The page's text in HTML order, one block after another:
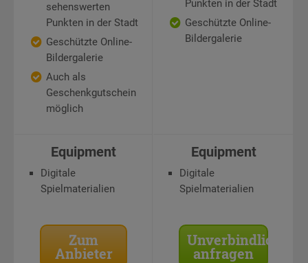
sehenswerten
Punkten in der Stadt
Geschützte Online-
Bildergalerie
Auch als
Geschenkgutschein
möglich
Punkten in der Stadt
Geschützte Online-
Bildergalerie
Equipment
Digitale
Spielmaterialien
Equipment
Digitale
Spielmaterialien
Zum
Anbieter
Unverbindlich
anfragen